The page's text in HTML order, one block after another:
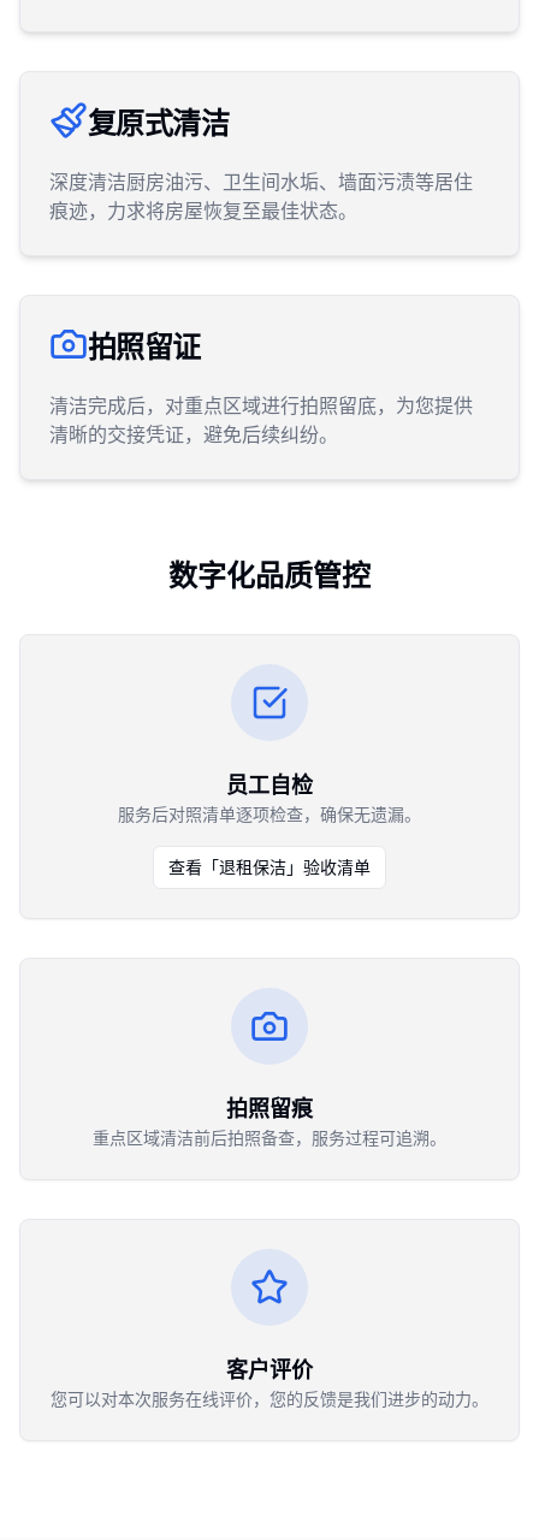
复原式清洁
深度清洁厨房油污、卫生间水垢、墙面污渍等居住
痕迹，力求将房屋恢复至最佳状态。
拍照留证
清洁完成后，对重点区域进行拍照留底，为您提供
清晰的交接凭证，避免后续纠纷。
数字化品质管控
员工自检
服务后对照清单逐项检查，确保无遗漏。
查看「退租保洁」验收清单
拍照留痕
重点区域清洁前后拍照备查，服务过程可追溯。
客户评价
您可以对本次服务在线评价，您的反馈是我们进步的动力。